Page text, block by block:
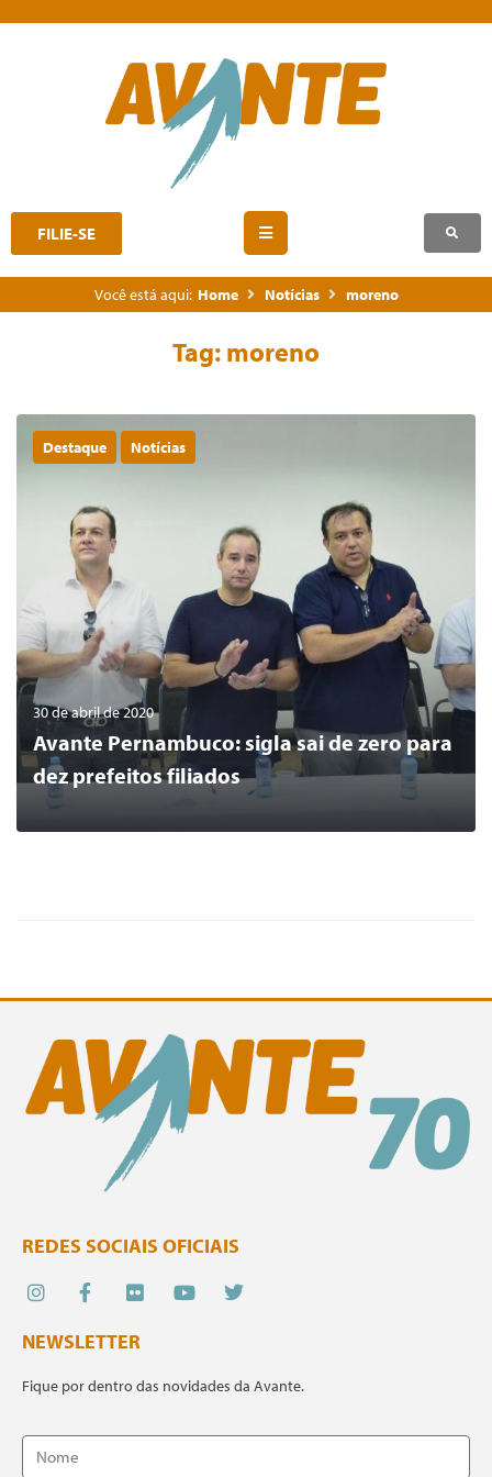
FILIE-SE
Você está aqui: Home Notícias moreno
Tag: moreno
Destaque Notícias
30 de abril de 2020
Avante Pernambuco: sigla sai de zero para
dez prefeitos filiados
REDES SOCIAIS OFICIAIS
NEWSLETTER
Fique por dentro das novidades da Avante.